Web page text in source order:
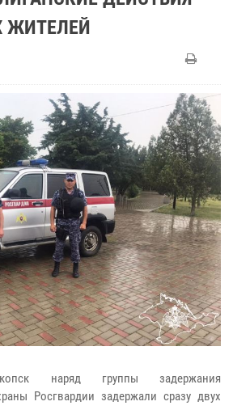
ЖИТЕЛЕЙ
наряд группы задержания
Росгвардии задержали сразу двух